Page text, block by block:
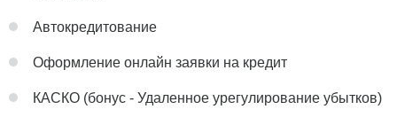
Автокредитование
Оформление онлайн заявки на кредит
КАСКО (бонус - Удаленное урегулирование убытков)